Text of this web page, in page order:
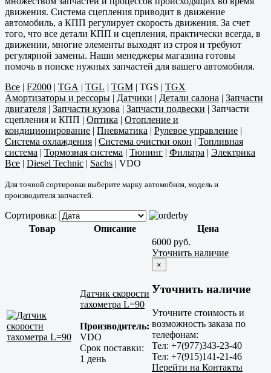
движения. Система сцепления приводит в движение
автомобиль, а КПП регулирует скорость движения. За счет
того, что все детали КПП и сцепления, практически всегда, в
движении, многие элементы выходят из строя и требуют
регулярной замены. Наши менеджеры магазина готовы
помочь в поиске нужных запчастей для вашего автомобиля.
Все | F2000 | TGA | TGL | TGM | TGS | TGX
Амортизаторы и рессоры | Датчики | Детали салона | Запчасти
двигателя | Запчасти кузова | Запчасти подвески | Запчасти
сцепления и КПП | Оптика | Отопление и
кондиционирование | Пневматика | Рулевое управление |
Система охлаждения | Система очистки окон | Топливная
система | Тормозная система | Тюнинг | Фильтра | Электрика
Все | Diesel Technic | Sachs | VDO
Для точной сортировки выберите марку автомобиля, модель и
производителя запчастей.
Сортировка:
Товар
Описание Цена
Датчик скорости
тахометра L=90
Производитель:
VDO
Срок поставки:
1 день
6000 руб.
Уточнить наличие
×
Уточнить наличие
Уточните стоимость и
возможность заказа по
телефонам:
Тел: +7(977)343-23-40
Тел: +7(915)141-21-46
Перейти на Контакты